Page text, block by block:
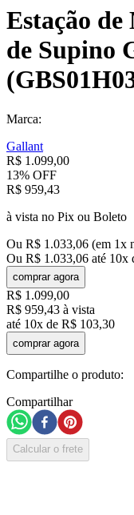
Estação de
de Supino
Marca:
Gallant
R$ 1 .099,00
13% OFF
R$ 959,43
à vista no Pix ou Boleto
Ou R$ 1 .033,06 (em 1x
Ou R$ 1 .033,06 até 10x
comprar agora
R$ 1.099,00
R$ 959,43 à vista
até 10x de R$ 103,30
comprar agora
Compartilhe o produto:
Compartilhar
Calcular o frete